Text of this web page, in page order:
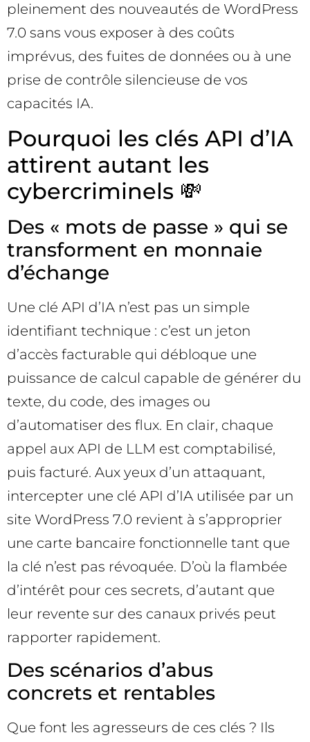
pleinement des nouveautés de WordPress
7.0 sans vous exposer à des coûts
imprévus, des fuites de données ou à une
prise de contrôle silencieuse de vos
capacités IA.
Pourquoi les clés API d’IA
attirent autant les
cybercriminels 💸
Des « mots de passe » qui se
transforment en monnaie
d’échange
Une clé API d’IA n’est pas un simple
identifiant technique : c’est un jeton
d’accès facturable qui débloque une
puissance de calcul capable de générer du
texte, du code, des images ou
d’automatiser des flux. En clair, chaque
appel aux API de LLM est comptabilisé,
puis facturé. Aux yeux d’un attaquant,
intercepter une clé API d’IA utilisée par un
site WordPress 7.0 revient à s’approprier
une carte bancaire fonctionnelle tant que
la clé n’est pas révoquée. D’où la flambée
d’intérêt pour ces secrets, d’autant que
leur revente sur des canaux privés peut
rapporter rapidement.
Des scénarios d’abus
concrets et rentables
Que font les agresseurs de ces clés ? Ils